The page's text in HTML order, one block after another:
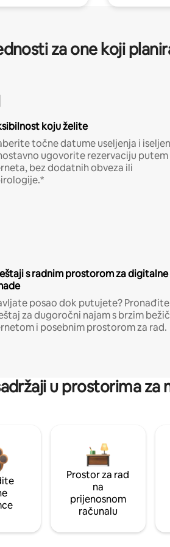
za one koji
koju želite
točne datume useljenja i
ugovorite rezervaciju putem
bez dodatnih obveza ili
s radnim prostorom za digitalne
posao dok putujete? Pronađite
za dugoročni najam s brzim
i posebnim prostorom za rad.
u prostorima za
Prostor za rad
na
prijenosnom
računalu